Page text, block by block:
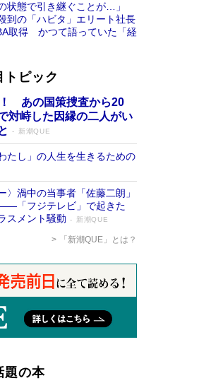
の状態で引き継ぐことが…」
到の「ハビタ」エリート社長
取得 かつて語っていた「経
トピック
あの国策捜査から20
対峙した因縁の二人がい
新潮QUE
たし」の人生を生きるための
〉渦中の当事者「佐藤二朗」
「フジテレビ」で起きた
スメント騒動
新潮QUE
「新潮QUE」とは？
題の本